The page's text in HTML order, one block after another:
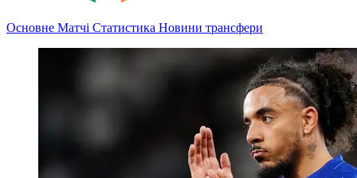
Основне Матчі Статистика Новини трансфери